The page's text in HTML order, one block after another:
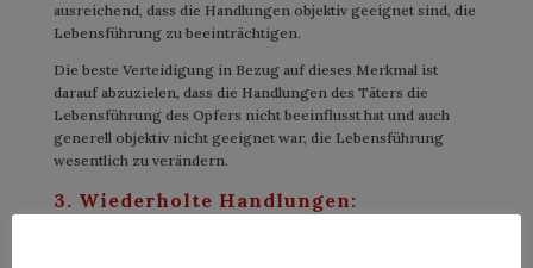
ausreichend, dass die Handlungen objektiv geeignet sind, die
Lebensführung zu beeinträchtigen.
Die beste Verteidigung in Bezug auf dieses Merkmal ist
darauf abzuzielen, dass die Handlungen des Täters die
Lebensführung des Opfers nicht beeinflusst hat und auch
generell objektiv nicht geeignet war, die Lebensführung
wesentlich zu verändern.
3. Wiederholte Handlungen: